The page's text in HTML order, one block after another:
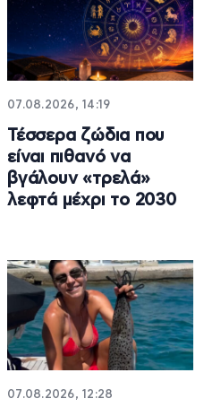
07.08.2026, 14:19
Τέσσερα ζώδια που
είναι πιθανό να
βγάλουν «τρελά»
λεφτά μέχρι το 2030
07.08.2026, 12:28